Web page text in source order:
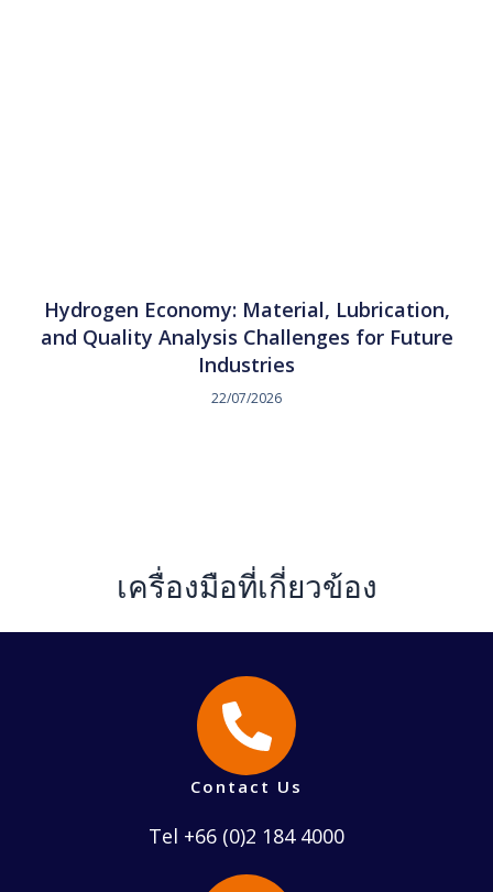
Hydrogen Economy: Material, Lubrication,
and Quality Analysis Challenges for Future
Industries
22/07/2026
เครื่องมือที่เกี่ยวข้อง
Contact Us
Tel +66 (0)2 184 4000